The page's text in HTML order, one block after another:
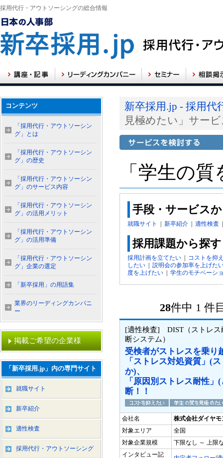
採用代行・アウトソーシングの総合情報
新卒採用.jp - 採用
見極めたい」サー
「学生の
手段・サービス
就職サイト 新卒紹介 適性検査
採用課題から探す
採用計画を立てたい
コストを抑
したい
説明会の参加率を上げた
度を上げたい
学生のモチベーシ
28件中 1 件
[適性検査] DIST（ストレス
断システム）
受検者がストレスを乗り
「ストレス対処資質」(
か)、
「原因別ストレス耐性
断！！
会社名
株式会社ダイヤモ
対象エリア
全国
対象企業規模
下限なし ～ 上限
インタビュー記
コンテンツ
「採用代行・アウトソーシン
グ」とは
「採用代行・アウトソーシン
グ」の歴史
「採用代行・アウトソーシン
グ」のサービス内容
「採用代行・アウトソーシン
グ」の活用メリット
「採用代行・アウトソーシン
グ」の活用準備
「採用代行・アウトソーシン
グ」企業の選定
「新卒採用」の用語集
業界のリーディングカンパニ
ー
掲載ご希望の企業様
「新卒採用.jp」内の専門サイト
就職サイト
新卒紹介
適性検査
採用代行・アウトソーシング